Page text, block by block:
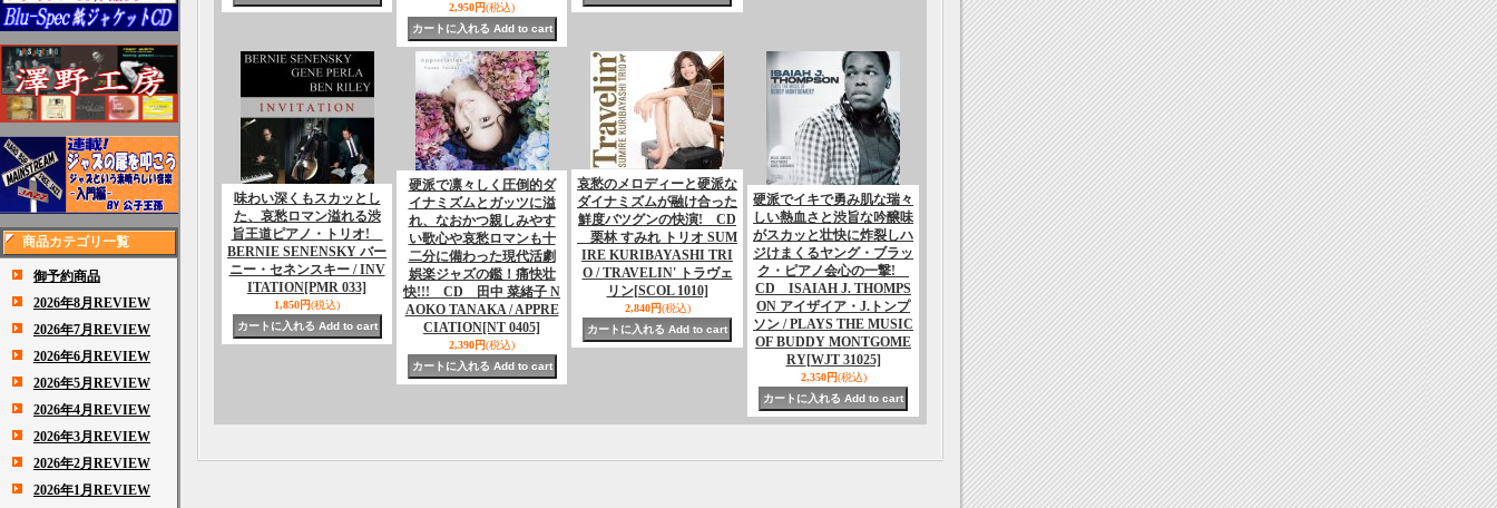
商品カテゴリ一覧
御予約商品
2026年8月REVIEW
2026年7月REVIEW
2026年6月REVIEW
2026年5月REVIEW
2026年4月REVIEW
2026年3月REVIEW
2026年2月REVIEW
2026年1月REVIEW
2,950円(税込)
味わい深くもスカッとし
た、哀愁ロマン溢れる渋
旨王道ピアノ・トリオ!
BERNIE SENENSKY バー
ニー・セネンスキー / INV
ITATION[PMR 033]
1,850円(税込)
硬派で凛々しく圧倒的ダ
イナミズムとガッツに溢
れ、なおかつ親しみやす
い歌心や哀愁ロマンも十
二分に備わった現代活劇
娯楽ジャズの鑑！痛快壮
快!!! CD 田中 菜緒子 N
AOKO TANAKA / APPRE
CIATION[NT 0405]
2,390円(税込)
哀愁のメロディーと硬派な
ダイナミズムが融け合った
鮮度バツグンの快演! CD
栗林 すみれ トリオ SUM
IRE KURIBAYASHI TRI
O / TRAVELIN' トラヴェ
リン[SCOL 1010]
2,840円(税込)
硬派でイキで勇み肌な瑞々
しい熱血さと渋旨な吟醸味
がスカッと壮快に炸裂しハ
ジけまくるヤング・ブラッ
ク・ピアノ会心の一撃!
CD ISAIAH J. THOMPS
ON アイザイア・J.トンプ
ソン / PLAYS THE MUSIC
OF BUDDY MONTGOME
RY[WJT 31025]
2,350円(税込)